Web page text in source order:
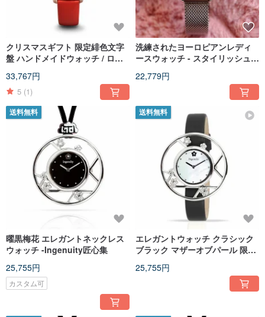
クリスマスギフト 限定緋色文字
盤 ハンドメイドウォッチ / ロー
33,767円
5 (1)
洗練されたヨーロピアンレディ
ースウォッチ - スタイリッシュな
22,779円
送料無料
曜黒梅花 エレガントネックレス
ウォッチ -Ingenuity匠心集
25,755円
カスタム可
送料無料
エレガントウォッチ クラシック
ブラック マザーオブパール 限定
用途で着用・吊り下げ可能
25,755円